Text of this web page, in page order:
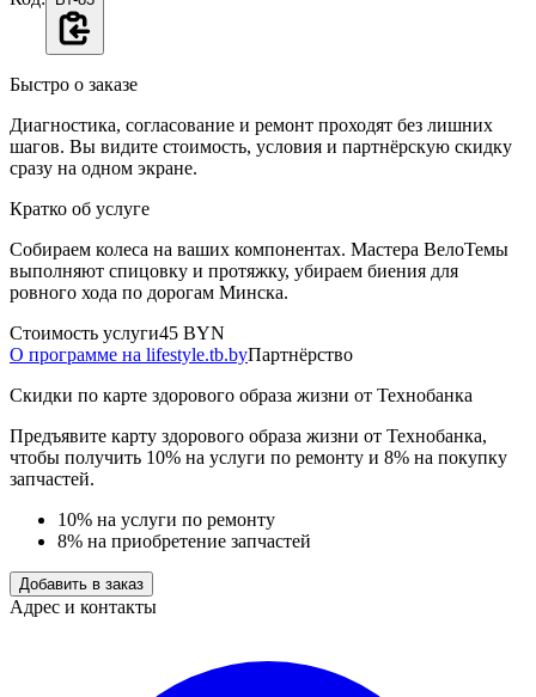
Быстро о заказе
Диагностика, согласование и ремонт проходят без лишних
шагов. Вы видите стоимость, условия и партнёрскую скидку
сразу на одном экране.
Кратко об услуге
Собираем колеса на ваших компонентах. Мастера ВелоТемы
выполняют спицовку и протяжку, убираем биения для
ровного хода по дорогам Минска.
Стоимость услуги45 BYN
О программе на lifestyle.tb.byПартнёрство
Скидки по карте здорового образа жизни от Технобанка
Предъявите карту здорового образа жизни от Технобанка,
чтобы получить 10% на услуги по ремонту и 8% на покупку
запчастей.
10% на услуги по ремонту
8% на приобретение запчастей
Добавить в заказ
Адрес и контакты